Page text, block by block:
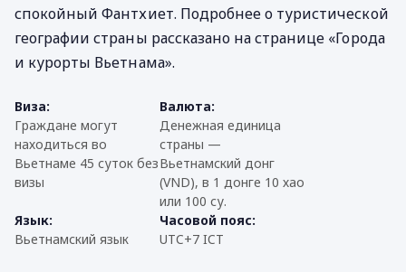
спокойный Фантхиет. Подробнее о туристической
географии страны рассказано на странице «Города
и курорты Вьетнама».
Виза:
Граждане могут
находиться во
Вьетнаме 45 суток без
визы
Валюта:
Денежная единица
страны —
Вьетнамский донг
(VND), в 1 донге 10 хао
или 100 су.
Язык:
Вьетнамский язык
Часовой пояс:
UTC+7 ICT